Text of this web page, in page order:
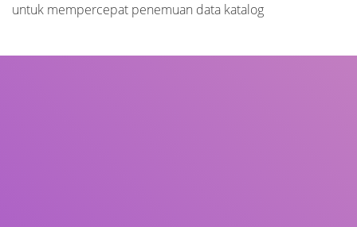
untuk mempercepat penemuan data katalog